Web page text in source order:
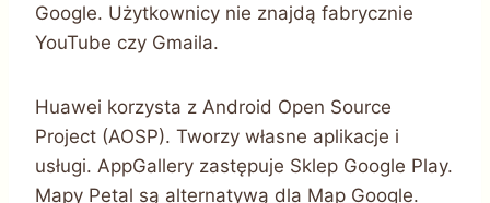
Google. Użytkownicy nie znajdą fabrycznie
YouTube czy Gmaila.
Huawei korzysta z Android Open Source
Project (AOSP). Tworzy własne aplikacje i
usługi. AppGallery zastępuje Sklep Google Play.
Mapy Petal są alternatywą dla Map Google.